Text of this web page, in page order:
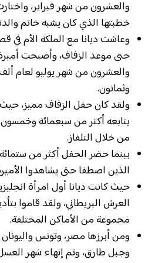
والعشرون من شهر فبراير،
خطبتها الذي كان يشبه خاتم
وعاشت ديانا مع الملكة الأم في
حتى موعد الزفاف، وأصبحت أميرة
والعشرون من شهر يوليو لعام
وثمانون.
ولقد كان حفل الزفاف مميز،
يتابعه أكثر من سبعمائة
من خلال التلفاز.
بينما حضر الحفل أكثر من
الذين اصطفا حتى يشاهدوا
حيث كانت ديانا أول امرأة
العرش البريطاني، ولقد قاموا
مجموعة من الأماكن المختلفة.
ومن أبرزها مصر، وتونس واليونان
وجبل طارق، وتم إنهاء شهر